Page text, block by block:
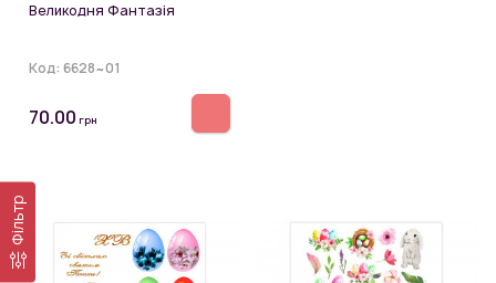
Фільтр
Великодня Фантазія
Код: 6628~01
70.00 грн